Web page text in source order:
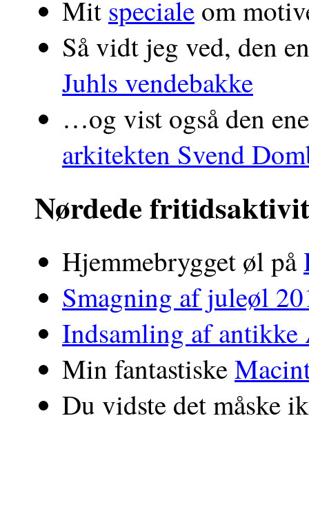
Mit speciale om
Så vidt jeg ved, den
Juhls vendebakke
…og vist også den
arkitekten Svend
Nørdede
Hjemmebrygget øl på
Smagning af juleøl
Indsamling af antikke
Min fantastiske
Du vidste det måske